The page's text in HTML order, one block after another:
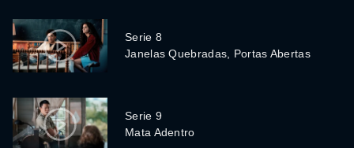
Serie 8
Janelas Quebradas, Portas Abertas
Serie 9
Mata Adentro